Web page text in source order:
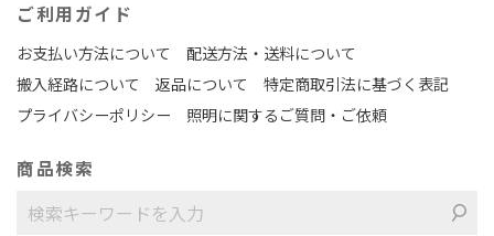
ご利用ガイド
お支払い方法について
配送方法・送料について
搬入経路について
返品について
特定商取引法に基づく表記
プライバシーポリシー
照明に関するご質問・ご依頼
商品検索